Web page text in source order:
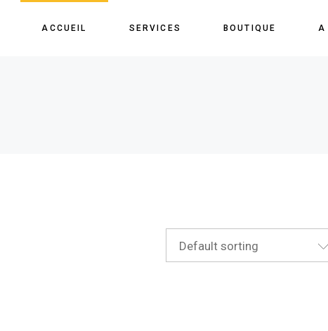
ACCUEIL SERVICES BOUTIQUE A
Default sorting